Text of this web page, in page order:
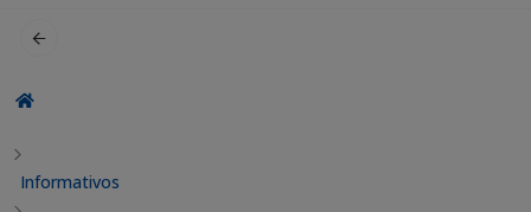
Informativos